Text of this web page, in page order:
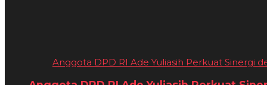
Anggota DPD RI Ade Yuliasih Perkuat Sinergi